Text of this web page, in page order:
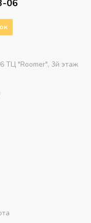
06
ТЦ "Roomer", 3й этаж